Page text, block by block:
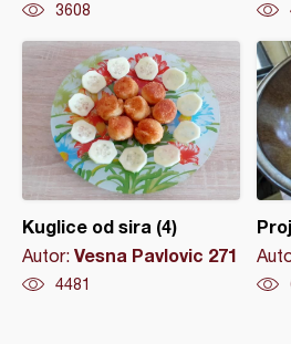
3608
Kuglice od sira (4)
Autor: Vesna Pavlovic 271
4481